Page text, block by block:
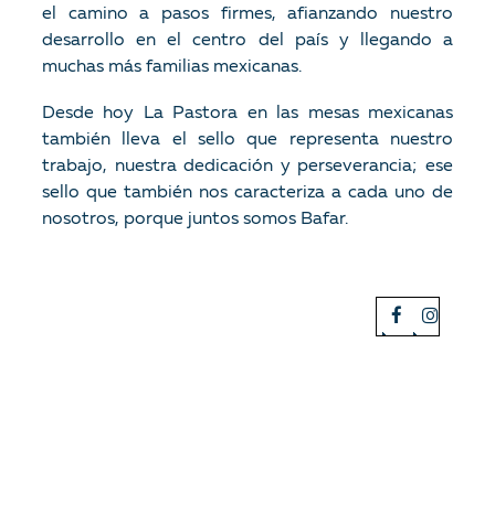
el camino a pasos firmes, afianzando nuestro
desarrollo en el centro del país y llegando a
muchas más familias mexicanas.
Desde hoy La Pastora en las mesas mexicanas
también lleva el sello que representa nuestro
trabajo, nuestra dedicación y perseverancia; ese
sello que también nos caracteriza a cada uno de
nosotros, porque juntos somos Bafar.